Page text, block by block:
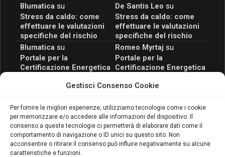
Gestisci Consenso Cookie
Per fornire le migliori esperienze, utilizziamo tecnologie come i cookie
per memorizzare e/o accedere alle informazioni del dispositivo. Il
consenso a queste tecnologie ci permetterà di elaborare dati come il
comportamento di navigazione o ID unici su questo sito. Non
acconsentire o ritirare il consenso può influire negativamente su alcune
caratteristiche e funzioni.
Blumaticasu
Stress da caldo: come
effettuare le valutazioni
specifiche del rischio
De Santis Leo su
Stress da caldo: come
effettuare le valutazioni
specifiche del rischio
Blumaticasu
Portale per la
Certificazione Energetica
scopri il Corso Blumatica
Romeo Myrtaj su
Portale per la
Certificazione Energetica
scopri il Corso Blumatica
Blumaticasu
Coordinatore della
Sicurezza: cosa è
richiesto per abilitazione
e aggiornamento